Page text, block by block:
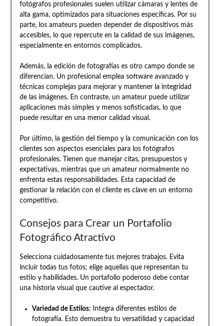
fotógrafos profesionales suelen utilizar cámaras y lentes de
alta gama, optimizados para situaciones específicas. Por su
parte, los amateurs pueden depender de dispositivos más
accesibles, lo que repercute en la calidad de sus imágenes,
especialmente en entornos complicados.
Además, la edición de fotografías es otro campo donde se
diferencian. Un profesional emplea software avanzado y
técnicas complejas para mejorar y mantener la integridad
de las imágenes. En contraste, un amateur puede utilizar
aplicaciones más simples y menos sofisticadas, lo que
puede resultar en una menor calidad visual.
Por último, la gestión del tiempo y la comunicación con los
clientes son aspectos esenciales para los fotógrafos
profesionales. Tienen que manejar citas, presupuestos y
expectativas, mientras que un amateur normalmente no
enfrenta estas responsabilidades. Esta capacidad de
gestionar la relación con el cliente es clave en un entorno
competitivo.
Consejos para Crear un Portafolio
Fotográfico Atractivo
Selecciona cuidadosamente tus mejores trabajos. Evita
incluir todas tus fotos; elige aquellas que representan tu
estilo y habilidades. Un portafolio poderoso debe contar
una historia visual que cautive al espectador.
Variedad de Estilos: Integra diferentes estilos de
fotografía. Esto demuestra tu versatilidad y capacidad